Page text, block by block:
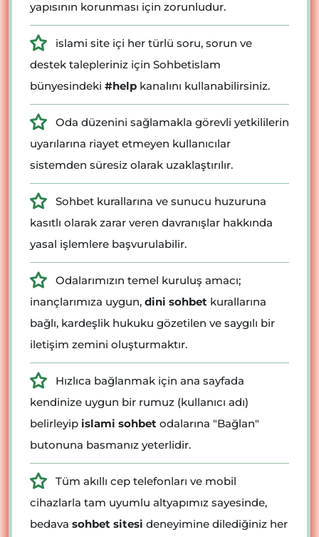
yapısının korunması için zorunludur.
islami site içi her türlü soru, sorun ve
destek talepleriniz için Sohbetislam
bünyesindeki #help kanalını kullanabilirsiniz.
Oda düzenini sağlamakla görevli yetkililerin
uyarılarına riayet etmeyen kullanıcılar
sistemden süresiz olarak uzaklaştırılır.
Sohbet kurallarına ve sunucu huzuruna
kasıtlı olarak zarar veren davranışlar hakkında
yasal işlemlere başvurulabilir.
Odalarımızın temel kuruluş amacı;
inançlarımıza uygun, dini sohbet kurallarına
bağlı, kardeşlik hukuku gözetilen ve saygılı bir
iletişim zemini oluşturmaktır.
Hızlıca bağlanmak için ana sayfada
kendinize uygun bir rumuz (kullanıcı adı)
belirleyip islami sohbet odalarına "Bağlan"
butonuna basmanız yeterlidir.
Tüm akıllı cep telefonları ve mobil
cihazlarla tam uyumlu altyapımız sayesinde,
bedava sohbet sitesi deneyimine dilediğiniz her